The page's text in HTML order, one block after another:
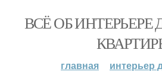
ВСЁ ОБ
главная
интерьер